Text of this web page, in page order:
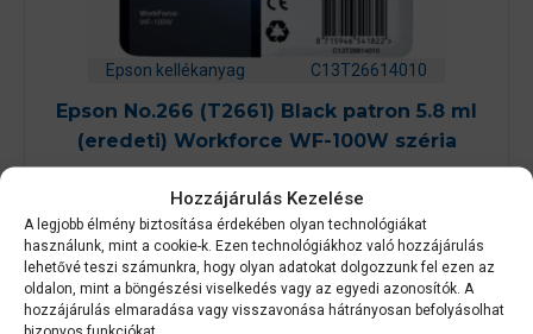
Hozzájárulás Kezelése
A legjobb élmény biztosítása érdekében olyan technológiákat
használunk, mint a cookie-k. Ezen technológiákhoz való hozzájárulás
lehetővé teszi számunkra, hogy olyan adatokat dolgozzunk fel ezen az
oldalon, mint a böngészési viselkedés vagy az egyedi azonosítók. A
hozzájárulás elmaradása vagy visszavonása hátrányosan befolyásolhat
bizonyos funkciókat.
Epson kellékanyag C13T26614010
Epson No.266 (T2661) Black patron 5.8 ml
(eredeti) Workforce WF-100W széria
0
a
z
5
-
b
l
Készleten
9 801Ft
KOSÁRBA TESZEM